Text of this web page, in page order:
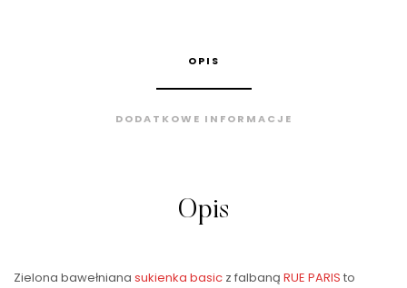
OPIS
DODATKOWE INFORMACJE
Opis
Zielona bawełniana sukienka basic z falbaną RUE PARIS to